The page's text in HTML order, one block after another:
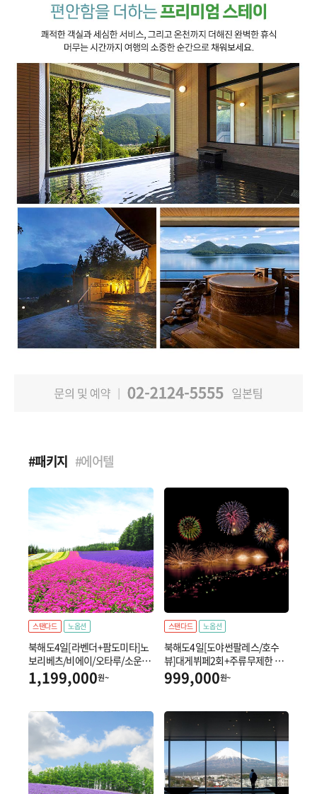
#패키지 #에어텔
스탠다드 노옵션
북해도4일[라벤더+팜도미타]노
보리베츠/비에이/오타루/소운쿄
숙박/대게+샤브샤브 ▶특급온천
2박+시내1박
1,199,000원~
스탠다드 노옵션
북해도4일[도야썬팔레스/호수
뷰]대게뷔페2회+주류무제한 ▶
특급온천2박+시내1박
999,000원~